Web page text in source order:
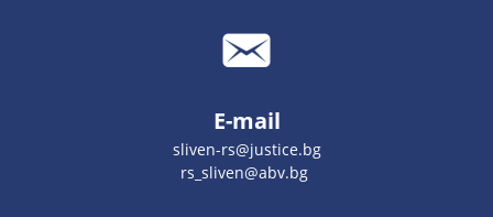
E-mail
sliven-rs@justice.bg
rs_sliven@abv.bg